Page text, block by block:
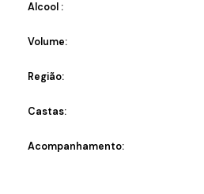
Alcool :
Volume:
Região:
Castas:
Acompanhamento: